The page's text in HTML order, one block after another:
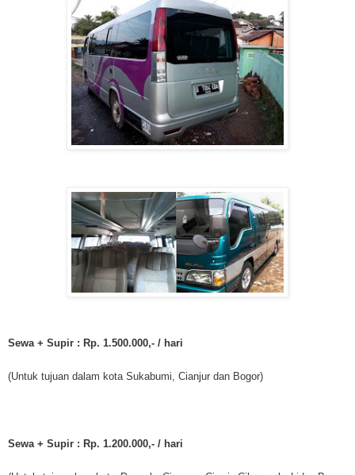
Sewa + Supir : Rp. 1.500.000,- / hari
(Untuk tujuan dalam kota Sukabumi, Cianjur dan Bogor)
Sewa + Supir : Rp. 1.200.000,- / hari